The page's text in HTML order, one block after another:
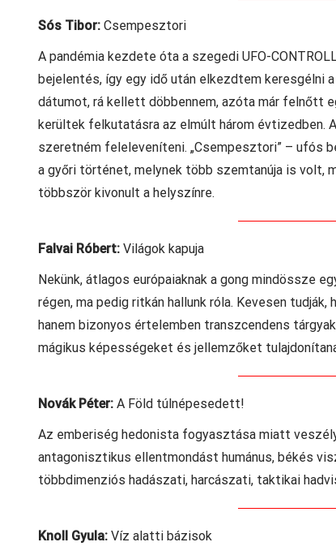
Sós Tibor: Csempesztori
A pandémia kezdete óta a szegedi UFO-
bejelentés, így egy idő után elkezdtem keresgélni
dátumot, rá kellett döbbennem, azóta már felnőtt
kerültek felkutatásra az elmúlt három évtizedben.
szeretném feleleveníteni. „Csempesztori” – ufós
a győri történet, melynek több szemtanúja is volt,
többször kivonult a helyszínre.
Falvai Róbert: Világok kapuja
Nekünk, átlagos európaiaknak a gong mindössze
régen, ma pedig ritkán hallunk róla. Kevesen
hanem bizonyos értelemben transzcendens
mágikus képességeket és jellemzőket
Novák Péter: A Föld túlnépesedett!
Az emberiség hedonista fogyasztása miatt
antagonisztikus ellentmondást humánus, békés
többdimenziós hadászati, harcászati, taktikai
Knoll Gyula: Víz alatti bázisok